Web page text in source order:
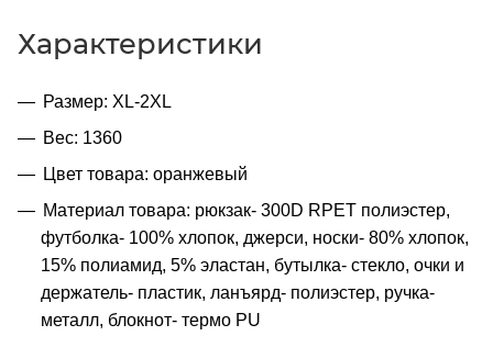
Характеристики
Размер: XL-2XL
Вес: 1360
Цвет товара: оранжевый
Материал товара: рюкзак- 300D RPET полиэстер,
футболка- 100% хлопок, джерси, носки- 80% хлопок,
15% полиамид, 5% эластан, бутылка- стекло, очки и
держатель- пластик, ланъярд- полиэстер, ручка-
металл, блокнот- термо PU